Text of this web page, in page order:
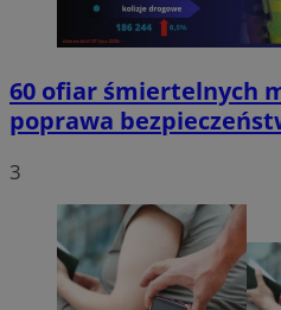
60 ofiar śmiertelnych
poprawa
3